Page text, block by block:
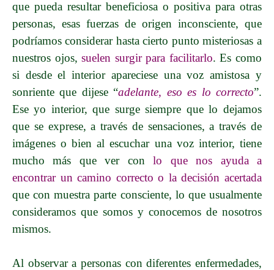
que pueda resultar beneficiosa o positiva para otras
personas, esas fuerzas de origen inconsciente, que
podríamos considerar hasta cierto punto misteriosas a
nuestros ojos, suelen surgir para facilitarlo. Es como
si desde el interior apareciese una voz amistosa y
sonriente que dijese “adelante, eso es lo correcto”.
Ese yo interior, que surge siempre que lo dejamos
que se exprese, a través de sensaciones, a través de
imágenes o bien al escuchar una voz interior, tiene
mucho más que ver con
lo que nos ayuda a
encontrar un camino correcto o la decisión acertada
que con muestra parte consciente, lo que usualmente
consideramos que somos y conocemos de nosotros
mismos.
Al observar a personas con diferentes enfermedades,